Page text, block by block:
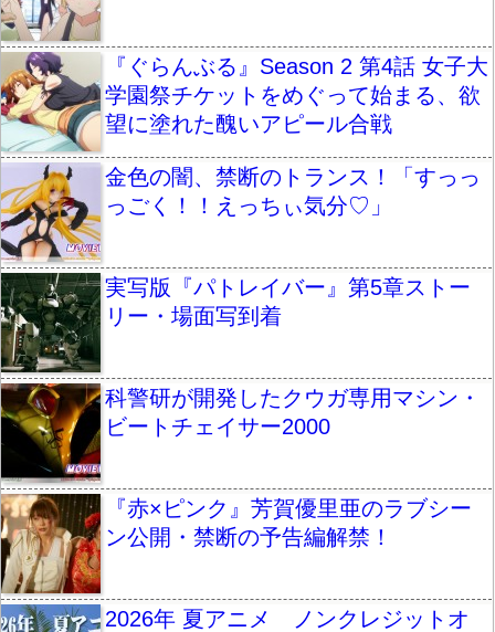
『ぐらんぶる』Season 2 第4話 女子大
学園祭チケットをめぐって始まる、欲
望に塗れた醜いアピール合戦
金色の闇、禁断のトランス！「すっっ
っごく！！えっちぃ気分♡」
実写版『パトレイバー』第5章ストー
リー・場面写到着
科警研が開発したクウガ専用マシン・
ビートチェイサー2000
『赤×ピンク』芳賀優里亜のラブシー
ン公開・禁断の予告編解禁！
2026年 夏アニメ ノンクレジットオ